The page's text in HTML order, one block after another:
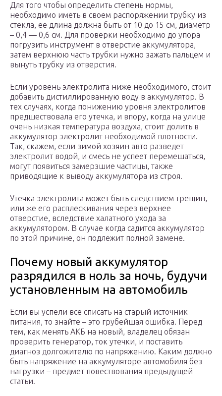
Для того чтобы определить степень нормы,
необходимо иметь в своем распоряжении трубку из
стекла, ее длина должна быть от 10 до 15 см, диаметр
– 0,4 — 0,6 см. Для проверки необходимо до упора
погрузить инструмент в отверстие аккумулятора,
затем верхнюю часть трубки нужно зажать пальцем и
вынуть трубку из отверстия.
Если уровень электролита ниже необходимого, стоит
добавить дистиллированную воду в аккумулятор. В
тех случаях, когда понижению уровня электролитов
предшествовала его утечка, и впору, когда на улице
очень низкая температура воздуха, стоит долить в
аккумулятор электролит необходимой плотности.
Так, скажем, если зимой хозяин авто разведет
электролит водой, и смесь не успеет перемешаться,
могут появиться замерзшие частицы, также
приводящие к выводу аккумулятора из строя.
Утечка электролита может быть следствием трещин,
или же его расплескивания через верхнее
отверстие, вследствие халатного ухода за
аккумулятором. В случае когда садится аккумулятор
по этой причине, он подлежит полной замене.
Почему новый аккумулятор
разрядился в ноль за ночь, будучи
установленным на автомобиль
Если вы успели все списать на старый источник
питания, то знайте – это грубейшая ошибка. Перед
тем, как менять АКБ на новый, владелец обязан
проверить генератор, ток утечки, и поставить
диагноз долгожителю по напряжению. Каким должно
быть напряжение на аккумуляторе автомобиля без
нагрузки – предмет повествования предыдущей
статьи.